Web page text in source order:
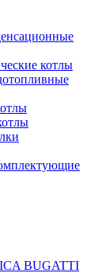
котлы
BUGATTI